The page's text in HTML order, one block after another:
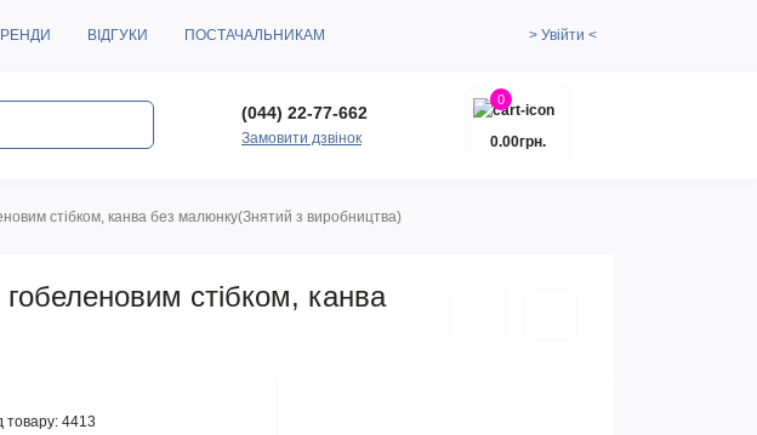
ВІДГУКИ ПОСТАЧАЛЬНИКАМ > Увійти <
(044) 22-77-662
Замовити дзвінок
0
0.00грн.
стібком, канва без малюнку(Знятий з виробництва)
стібком, канва
товару: 4413